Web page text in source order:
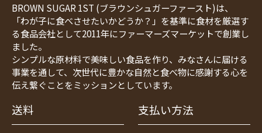
BROWN SUGAR 1ST (ブラウンシュガーファースト)は、
「わが子に食べさせたいかどうか？」を基準に食材を厳選す
る食品会社として2011年にファーマーズマーケットで創業し
ました。
シンプルな原材料で美味しい食品を作り、みなさんに届ける
事業を通して、次世代に豊かな自然と食べ物に感謝する心を
伝え繋ぐことをミッションとしています。
送料 支払い方法